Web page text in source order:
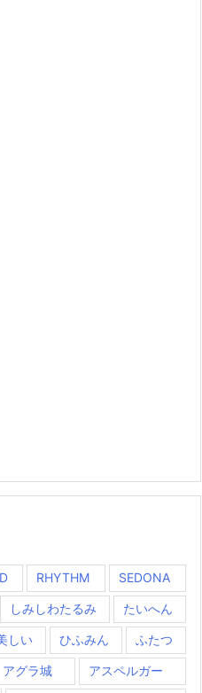
RHYTHM SEDONA
しみしわたるみ たいへん
しい ひふみん ふたつ
アグラ城 アスペルガー